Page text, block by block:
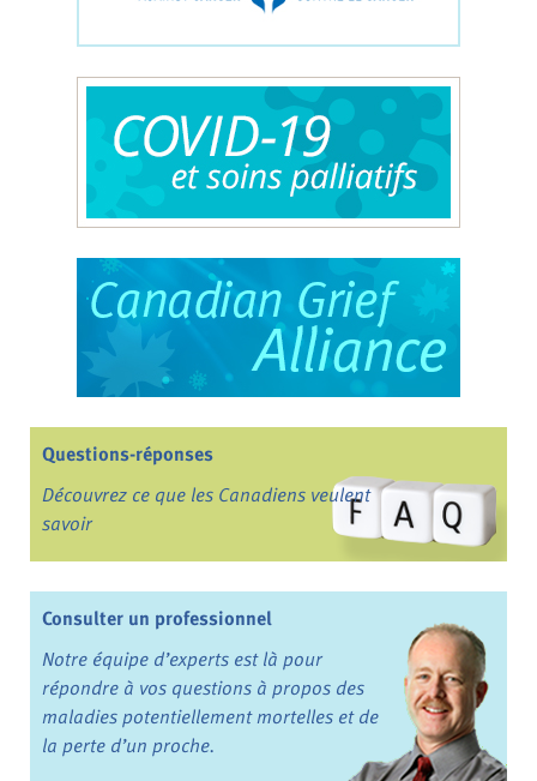
Questions-réponses
Découvrez ce que les Canadiens veulent
savoir
Consulter un professionnel
Notre équipe d’experts est là pour
répondre à vos questions à propos des
maladies potentiellement mortelles et de
la perte d’un proche.